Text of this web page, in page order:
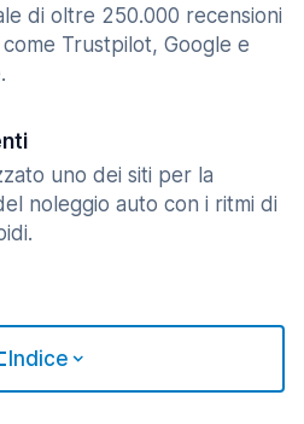
di oltre 250.000 recensioni
Trustpilot, Google e
uno dei siti per la
noleggio auto con i ritmi di
Indice